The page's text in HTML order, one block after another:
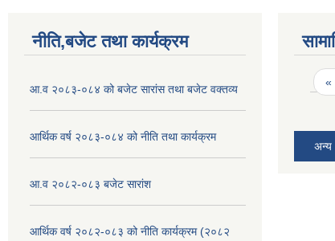
नीति,बजेट तथा कार्यक्रम
आ.व २०८३-०८४ को बजेट सारांस तथा बजेट वक्तव्य
आर्थिक वर्ष २०८३-०८४ को नीति तथा कार्यक्रम
आ.व २०८२-०८३ बजेट सारांश
आर्थिक वर्ष २०८२-०८३ को नीति कार्यक्रम (२०८२
«
अन्य